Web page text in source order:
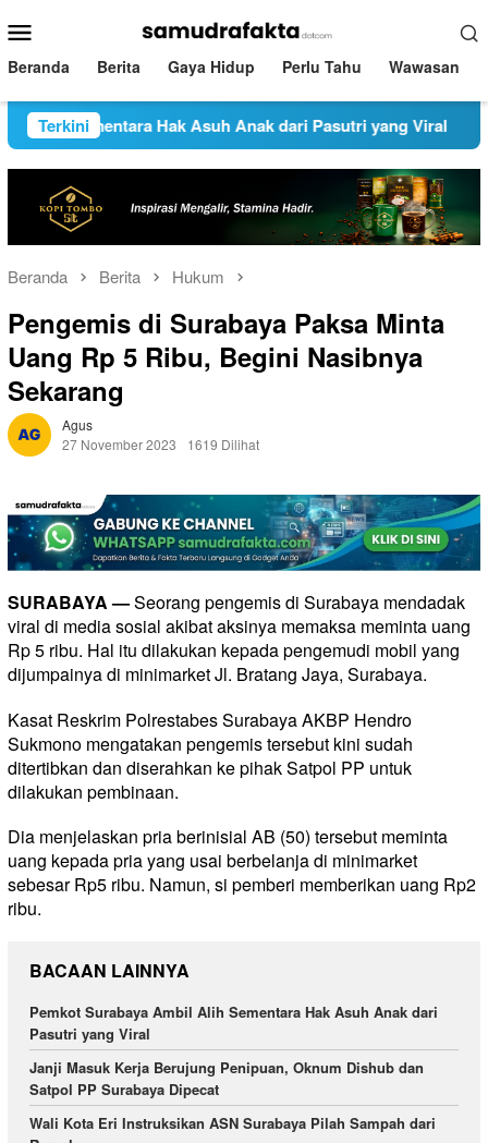
ke
kontenMobile
Beranda Berita Gaya Hidup Perlu Tahu Wawasan
Terkini Hak Asuh Anak dari Pasutri yang Viral
Beranda Berita Hukum
Pengemis di Surabaya Paksa Minta
Uang Rp 5 Ribu, Begini Nasibnya
Sekarang
Agus
27 November 2023
1619 Dilihat
SURABAYA —Seorang pengemis di Surabaya mendadak
viral di media sosial akibat aksinya memaksa meminta uang
Rp 5 ribu. Hal itu dilakukan kepada pengemudi mobil yang
dijumpainya di minimarket Jl. Bratang Jaya, Surabaya.
Kasat Reskrim Polrestabes Surabaya AKBP Hendro
Sukmono mengatakan pengemis tersebut kini sudah
ditertibkan dan diserahkan ke pihak Satpol PP untuk
dilakukan pembinaan.
Dia menjelaskan pria berinisial AB (50) tersebut meminta
uang kepada pria yang usai berbelanja di minimarket
sebesar Rp5 ribu. Namun, si pemberi memberikan uang Rp2
ribu.
BACAAN LAINNYA
Pemkot Surabaya Ambil Alih Sementara Hak Asuh Anak dari
Pasutri yang Viral
Janji Masuk Kerja Berujung Penipuan, Oknum Dishub dan
Satpol PP Surabaya Dipecat
Wali Kota Eri Instruksikan ASN Surabaya Pilah Sampah dari